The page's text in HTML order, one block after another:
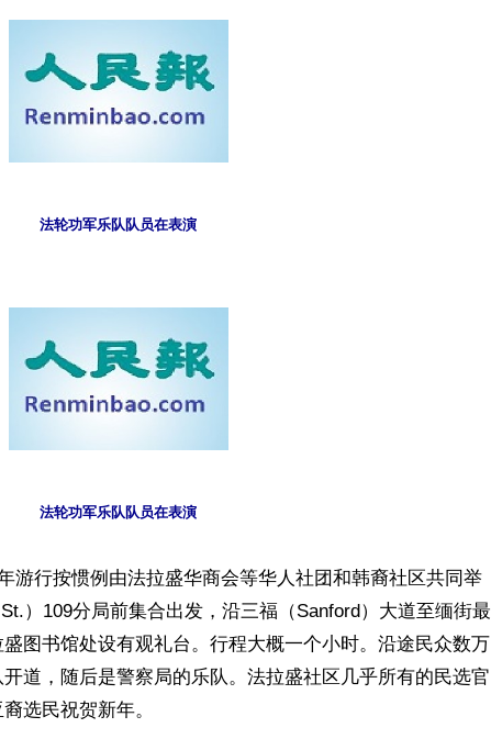
法轮功军乐队队员在表演
法轮功军乐队队员在表演
游行按惯例由法拉盛华商会等华人社团和韩裔社区共同举
）109分局前集合出发，沿三福（Sanford）大道至缅街最
图书馆处设有观礼台。行程大概一个小时。沿途民众数万
道，随后是警察局的乐队。法拉盛社区几乎所有的民选官
选民祝贺新年。